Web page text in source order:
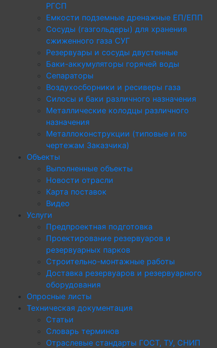
РГСП
Емкости подземные дренажные ЕП/ЕПП
Сосуды (газгольдеры) для хранения
сжиженного газа СУГ
Резервуары и сосуды двустенные
Баки-аккумуляторы горячей воды
Сепараторы
Воздухосборники и ресиверы газа
Силосы и баки различного назначения
Металлические колодцы различного
назначения
Металлоконструкции (типовые и по
чертежам Заказчика)
Объекты
Выполненные объекты
Новости отрасли
Карта поставок
Видео
Услуги
Предпроектная подготовка
Проектирование резервуаров и
резервуарных парков
Строительно-монтажные работы
Доставка резервуаров и резервуарного
оборудования
Опросные листы
Техническая документация
Статьи
Словарь терминов
Отраслевые стандарты ГОСТ, ТУ, СНИП